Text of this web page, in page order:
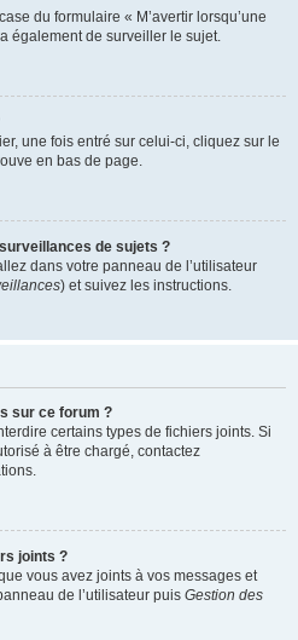
du formulaire « M’avertir lorsqu’une
également de surveiller le sujet.
une fois entré sur celui-ci, cliquez sur le
en bas de page.
de sujets ?
dans votre panneau de l’utilisateur
) et suivez les instructions.
sur ce forum ?
certains types de fichiers joints. Si
à être chargé, contactez
joints ?
vous avez joints à vos messages et
de l’utilisateur puis Gestion des